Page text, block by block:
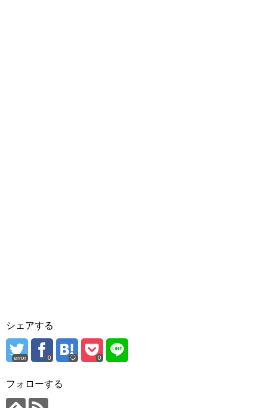
シェアする
error 0 0
フォローする